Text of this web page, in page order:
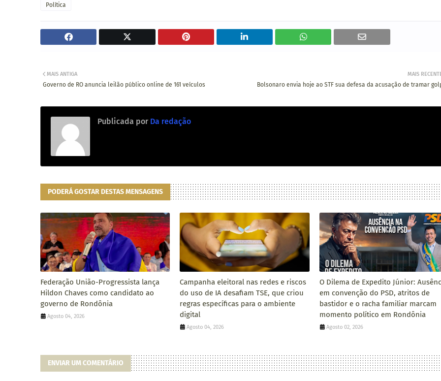
Política
MAIS
Bolsonaro envia hoje ao STF sua defesa da acusação de tramar
MAIS ANTIGA
Governo de RO anuncia leilão público online de 161 veículos
Publicada por Da redação
PODERÁ GOSTAR DESTAS MENSAGENS
Federação União-Progressista lança
Hildon Chaves como candidato ao
governo de Rondônia
Agosto 04, 2026
Campanha eleitoral nas redes e riscos
do uso de IA desafiam TSE, que criou
regras específicas para o ambiente
digital
Agosto 04, 2026
O Dilema de Expedito Júnior:
em convenção do PSD, atritos de
bastidor e o racha familiar marcam
momento político em Rondônia
Agosto 02, 2026
ENVIAR UM COMENTÁRIO